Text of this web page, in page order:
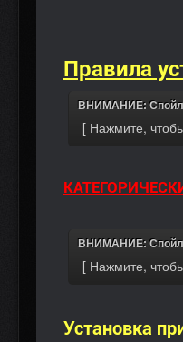
Правила
ВНИМАНИЕ:
ВНИМАНИЕ:
Установка